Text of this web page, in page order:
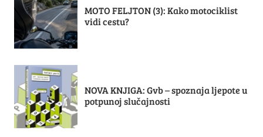
MOTO FELJTON (3): Kako motociklist
vidi cestu?
NOVA KNJIGA: Gvb – spoznaja ljepote u
potpunoj slučajnosti